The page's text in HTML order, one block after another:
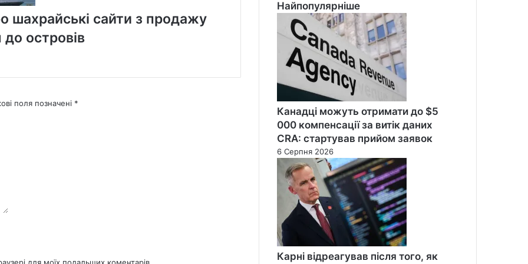
шахрайські сайти з продажу
островів
поля позначені *
Найпопулярніше
Канадці можуть отримати до $5
000 компенсації за витік даних
CRA: стартував прийом заявок
6 Серпня 2026
Карні відреагував після того, як